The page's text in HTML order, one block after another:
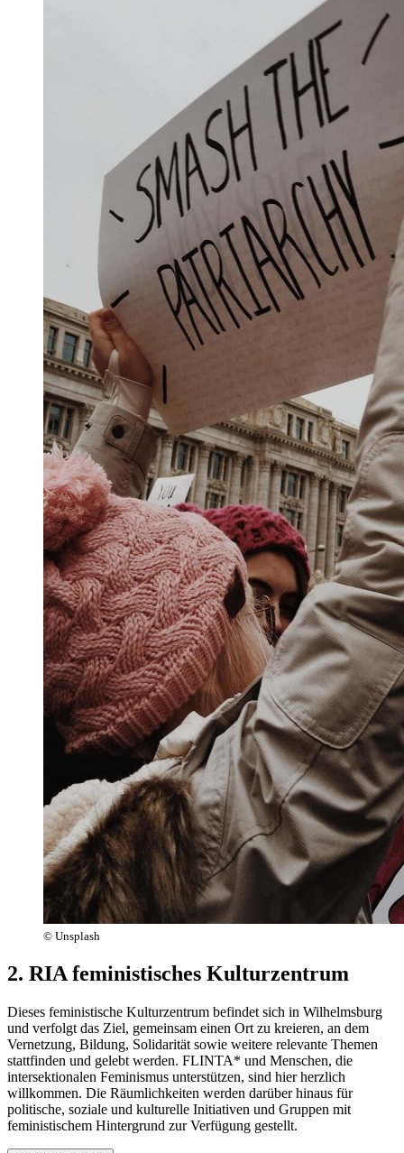
© Unsplash
2. RIA feministisches Kulturzentrum
Dieses feministische Kulturzentrum befindet sich in Wilhelmsburg
und verfolgt das Ziel, gemeinsam einen Ort zu kreieren, an dem
Vernetzung, Bildung, Solidarität sowie weitere relevante Themen
stattfinden und gelebt werden. FLINTA* und Menschen, die
intersektionalen Feminismus unterstützen, sind hier herzlich
willkommen. Die Räumlichkeiten werden darüber hinaus für
politische, soziale und kulturelle Initiativen und Gruppen mit
feministischem Hintergrund zur Verfügung gestellt.